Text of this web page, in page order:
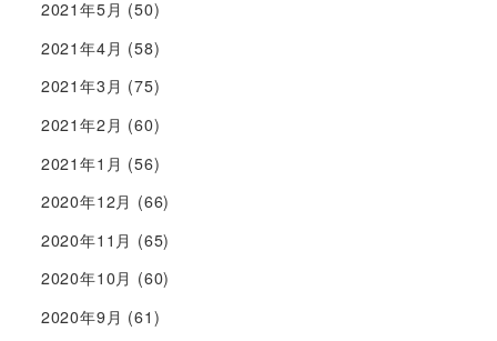
2021年5月 (50)
2021年4月 (58)
2021年3月 (75)
2021年2月 (60)
2021年1月 (56)
2020年12月 (66)
2020年11月 (65)
2020年10月 (60)
2020年9月 (61)